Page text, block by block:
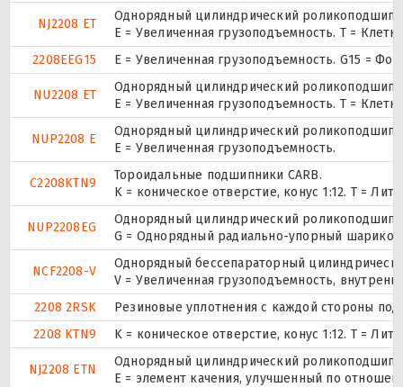
NJ2208 ET
Однорядный цилиндрический
E = Увеличенная грузоподъемность. T =
2208EEG15
E = Увеличенная грузоподъемность. G15 =
NU2208 ET
Однорядный цилиндрический
E = Увеличенная грузоподъемность. T =
NUP2208 E
Однорядный цилиндрический
Е = Увеличенная грузоподъемность.
C2208KTN9
Тороидальные подшипники CARB.
K = коническое отверстие, конус 1:12. T =
NUP2208EG
Однорядный цилиндрический
G = Однорядный радиально-упорный
NCF2208-V
Однорядный бессепараторный
V = Увеличенная грузоподъемность,
2208 2RSK
Резиновые уплотнения с каждой стороны
2208 KTN9
K = коническое отверстие, конус 1:12. T =
NJ2208 ETN
Однорядный цилиндрический
E = элемент качения, улучшенный по